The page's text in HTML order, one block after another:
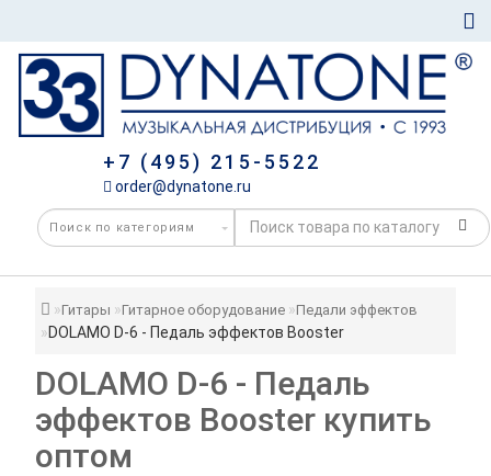
+7 (495) 215-5522
order@dynatone.ru
Гитары Гитарное оборудование Педали эффектов
DOLAMO D-6 - Педаль эффектов Booster
DOLAMO D-6 - Педаль
эффектов Booster купить
оптом